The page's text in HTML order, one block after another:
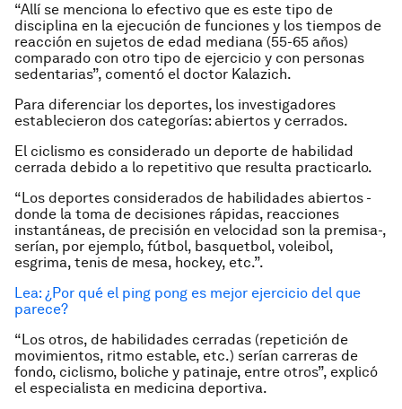
“Allí se menciona lo efectivo que es este tipo de
disciplina en la ejecución de funciones y los tiempos de
reacción en sujetos de edad mediana (55-65 años)
comparado con otro tipo de ejercicio y con personas
sedentarias”, comentó el doctor Kalazich.
Para diferenciar los deportes, los investigadores
establecieron dos categorías: abiertos y cerrados.
El ciclismo es considerado un deporte de habilidad
cerrada debido a lo repetitivo que resulta practicarlo.
“Los deportes considerados de habilidades abiertos -
donde la toma de decisiones rápidas, reacciones
instantáneas, de precisión en velocidad son la premisa-,
serían, por ejemplo, fútbol, basquetbol, voleibol,
esgrima, tenis de mesa, hockey, etc.”.
Lea: ¿Por qué el ping pong es mejor ejercicio del que
parece?
“Los otros, de habilidades cerradas (repetición de
movimientos, ritmo estable, etc.) serían carreras de
fondo, ciclismo, boliche y patinaje, entre otros”, explicó
el especialista en medicina deportiva.